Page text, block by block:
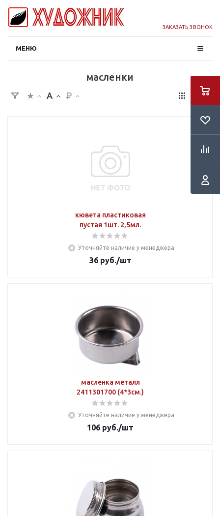
ЗАКАЗАТЬ ЗВОНОК
МЕНЮ
масленки
кювета пластиковая
пустая 1шт. 2,5мл.
Уточняйте наличие у менеджера
36руб./шт
масленка металл
2411301700 (4*3см.)
Уточняйте наличие у менеджера
106 руб./шт